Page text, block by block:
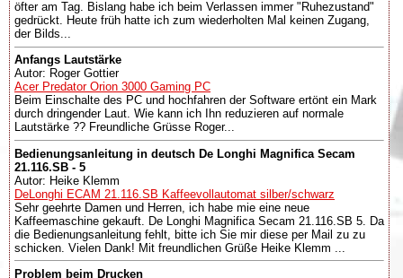
öfter am Tag. Bislang habe ich beim Verlassen immer "Ruhezustand"
gedrückt. Heute früh hatte ich zum wiederholten Mal keinen Zugang,
der Bilds...
Anfangs Lautstärke
Autor: Roger Gottier
Acer Predator Orion 3000 Gaming PC
Beim Einschalte des PC und hochfahren der Software ertönt ein Mark
durch dringender Laut. Wie kann ich Ihn reduzieren auf normale
Lautstärke ?? Freundliche Grüsse Roger...
Bedienungsanleitung in deutsch De Longhi Magnifica Secam
21.116.SB - 5
Autor: Heike Klemm
DeLonghi ECAM 21.116.SB Kaffeevollautomat silber/schwarz
Sehr geehrte Damen und Herren, ich habe mie eine neue
Kaffeemaschine gekauft. De Longhi Magnifica Secam 21.116.SB 5. Da
die Bedienungsanleitung fehlt, bitte ich Sie mir diese per Mail zu zu
schicken. Vielen Dank! Mit freundlichen Grüße Heike Klemm ...
Problem beim Drucken